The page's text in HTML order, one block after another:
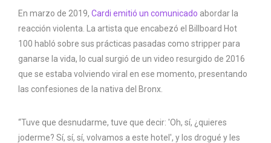
En marzo de 2019, Cardi emitió un comunicado abordar la
reacción violenta. La artista que encabezó el Billboard Hot
100 habló sobre sus prácticas pasadas como stripper para
ganarse la vida, lo cual surgió de un video resurgido de 2016
que se estaba volviendo viral en ese momento, presentando
las confesiones de la nativa del Bronx.
“Tuve que desnudarme, tuve que decir: 'Oh, sí, ¿quieres
joderme? Sí, sí, sí, volvamos a este hotel', y los drogué y les